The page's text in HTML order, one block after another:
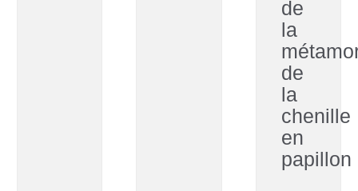
de
la
de
la
chenille
en
papillon